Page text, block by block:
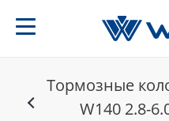
Тормозные
W140 2.8-